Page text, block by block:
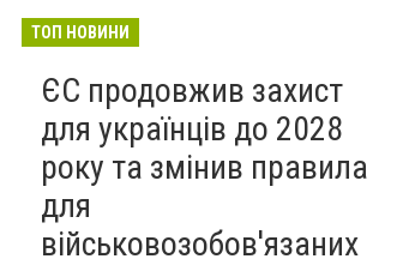
ТОП НОВИНИ
ЄС продовжив захист
для українців до 2028
року та змінив правила
для
військовозобов'язаних